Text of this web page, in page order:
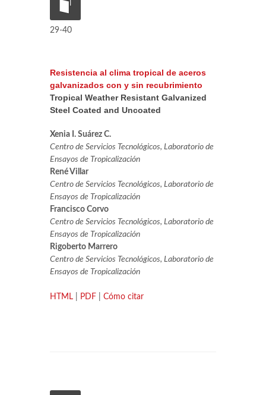
29-40
Resistencia al clima tropical de aceros
galvanizados con y sin recubrimiento
Tropical Weather Resistant Galvanized
Steel Coated and Uncoated
Xenia I. Suárez C.
Centro de Servicios Tecnológicos, Laboratorio de
Ensayos de Tropicalización
René Villar
Centro de Servicios Tecnológicos, Laboratorio de
Ensayos de Tropicalización
Francisco Corvo
Centro de Servicios Tecnológicos, Laboratorio de
Ensayos de Tropicalización
Rigoberto Marrero
Centro de Servicios Tecnológicos, Laboratorio de
Ensayos de Tropicalización
HTML PDF Cómo citar